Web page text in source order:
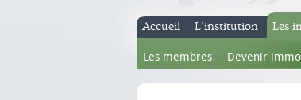
Accueil L’institution Les
Les membres Devenir